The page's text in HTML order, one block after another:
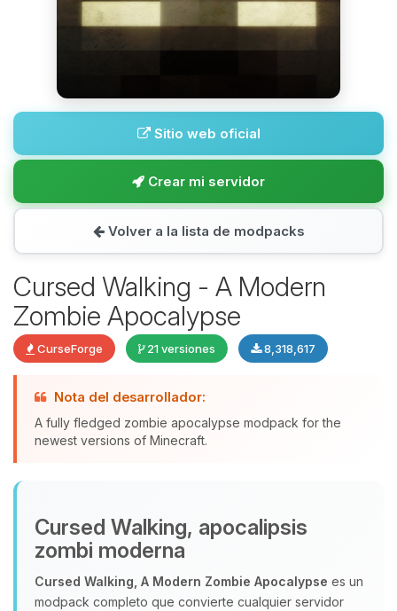
Sitio web oficial
Crear mi servidor
Volver a la lista de modpacks
Cursed Walking - A Modern
Zombie Apocalypse
CurseForge 21 versiones 8,318,617
Nota del desarrollador:
A fully fledged zombie apocalypse modpack for the
newest versions of Minecraft.
Cursed Walking, apocalipsis
zombi moderna
Cursed Walking, A Modern Zombie Apocalypse es un
modpack completo que convierte cualquier servidor
hablar! Soy Choupy, tu pequeno
asistente de BoxToPlay. Cuentame
que necesitas y moveré mis
pequenos circuitos para ayudarte.
10/08/2026 11:34